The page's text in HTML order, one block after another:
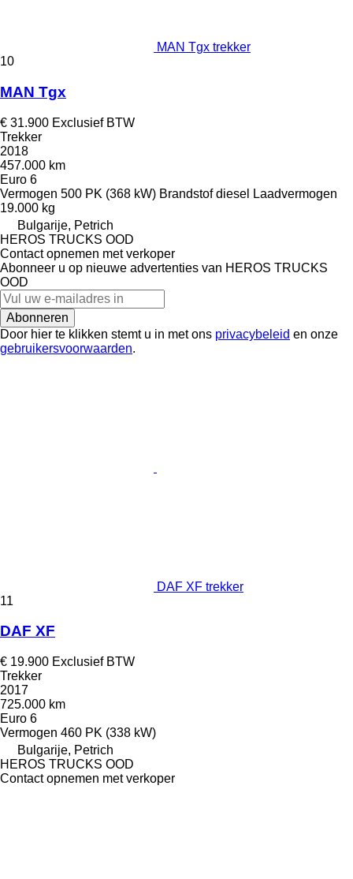
MAN Tgx trekker
10
MAN Tgx
€ 31.900 Exclusief BTW
Trekker
2018
457.000 km
Euro 6
Vermogen 500 PK (368 kW) Brandstof diesel
Laadvermogen
19.000 kg
Bulgarije, Petrich
HEROS TRUCKS OOD
Contact opnemen met verkoper
Abonneer u op nieuwe advertenties van HEROS TRUCKS
OOD
Abonneren
Door hier te klikken stemt u in met ons privacybeleid en onze
gebruikersvoorwaarden.
DAF XF trekker
11
DAF XF
€ 19.900 Exclusief BTW
Trekker
2017
725.000 km
Euro 6
Vermogen 460 PK (338 kW)
Bulgarije, Petrich
HEROS TRUCKS OOD
Contact opnemen met verkoper